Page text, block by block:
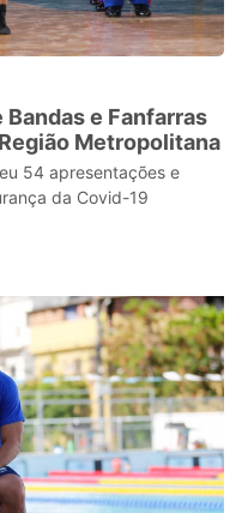
Bandas e Fanfarras
Metropolitana
54 apresentações e
da Covid-19